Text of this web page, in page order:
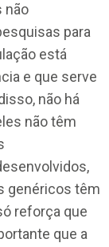
não
para
está
e que serve
não há
não têm
genéricos têm
reforça que
que a